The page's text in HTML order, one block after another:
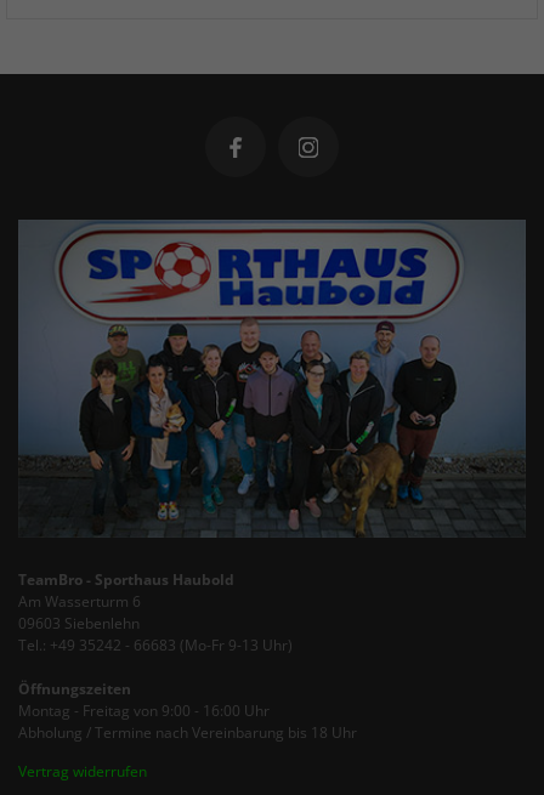
TeamBro - Sporthaus Haubold
Am Wasserturm 6
09603 Siebenlehn
Tel.: +49 35242 - 66683 (Mo-Fr 9-13 Uhr)
Öffnungszeiten
Montag - Freitag von 9:00 - 16:00 Uhr
Abholung / Termine nach Vereinbarung bis 18 Uhr
Vertrag widerrufen